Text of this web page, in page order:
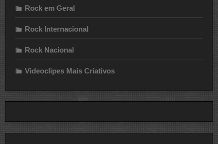
Rock em Geral
Rock Internacional
Rock Nacional
Videoclipes Mais Criativos